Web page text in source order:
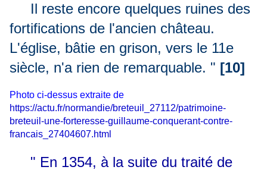
Il reste encore quelques ruines des
fortifications de l'ancien château.
L'église, bâtie en grison, vers le 11e
siècle, n'a rien de remarquable. " [10]
Photo ci-dessus extraite de
https://actu.fr/normandie/breteuil_27112/patrimoine-
breteuil-une-forteresse-guillaume-conquerant-contre-
francais_27404607.html
" En 1354, à la suite du traité de